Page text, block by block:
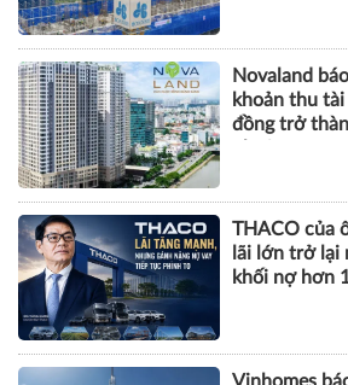
Novaland
khoản thu
đồng trở
THACO của
lãi lớn trở lại
khối nợ hơn